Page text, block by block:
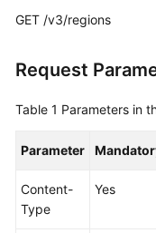
Videos
More
General
Reference
GET /v3/regions
Request
Table 1 Parameters in
Parameter
Content-
Type
Yes